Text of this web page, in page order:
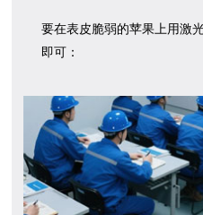
要在表皮脆弱的苹果上用激
即可：